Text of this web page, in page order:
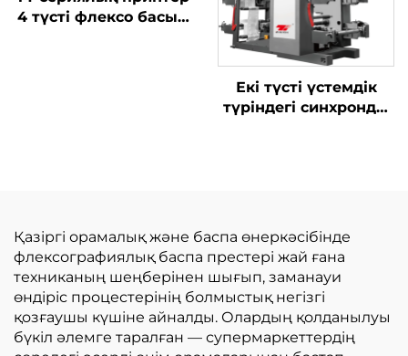
4 түсті флексо басып
Екі түсті үстемдік
түріндегі синхронды
Қазіргі орамалық және баспа өнеркәсібінде
флексографиялық баспа престері жай ғана
техниканың шеңберінен шығып, заманауи
өндіріс процестерінің болмыстық негізгі
қозғаушы күшіне айналды. Олардың қолданылуы
бүкіл әлемге таралған — супермаркеттердің